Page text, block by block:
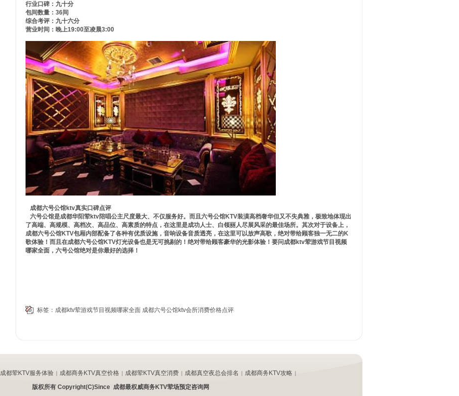
行业口碑：九十分
包间数量：36间
综合考评：九十六分
营业时间：晚上19:00至凌晨3:00
成都六号公馆ktv真实口碑点评
六号公馆是成都华阳荤ktv陪唱公主尺度最大、不仅服务好。而且六号公馆KTV装潢高档奢华但又不失典雅，极致地体现出
了高端、高规模、高档次、高品位、高素质的特点，在这里是成功人士、白领丽人尽展风采的最佳场所。其次对于设备上，
成都六号公馆KTV包厢内部配备了各种有优质设施，音响设备音质透亮，在这里可以放声高歌，绝对带给顾客独一无二的K
歌体验！而且在成都六号公馆KTV灯光设备也是无可挑剔的！绝对带给顾客豪华的光影体验！要问成都ktv荤游戏节目视频
哪家全面，六号公馆绝对是你最好的选择！
标签： 成都ktv荤游戏节目视频哪家全面 成都六号公馆ktv会所消费价格点评
成都荤KTV服务体验 | 成都商务KTV真空价格 | 成都荤KTV真空消费 | 成都真空夜总会排名 | 成都商务KTV攻略 |
版权所有 Copyright(C)Since 成都最权威商务KTV荤场预定咨询网